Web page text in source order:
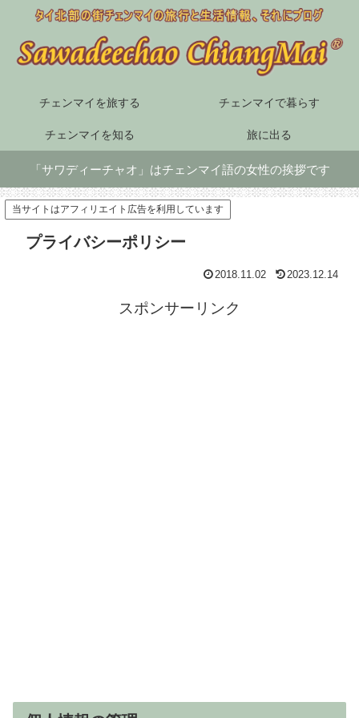
チェンマイを旅する チェンマイで暮らす
チェンマイを知る 旅に出る
「サワディーチャオ」はチェンマイ語の女性の挨拶です
当サイトはアフィリエイト広告を利用しています
プライバシーポリシー
2018.11.02 2023.12.14
スポンサーリンク